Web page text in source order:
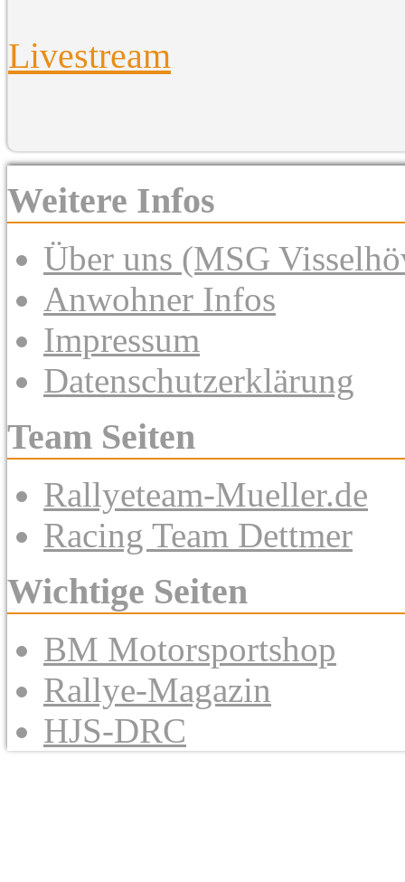
Livestream
Weitere Infos
Über uns (MSG
Anwohner Infos
Impressum
Datenschutzerklärung
Team Seiten
Rallyeteam-Mueller.de
Racing Team Dettmer
Wichtige Seiten
BM Motorsportshop
Rallye-Magazin
HJS-DRC